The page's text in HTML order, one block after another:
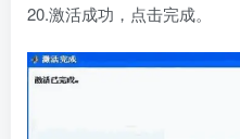
20.激活成功，点击完成。